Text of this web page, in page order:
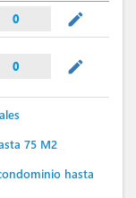
0 mode_edit
0 mode_edit
75 M2
hasta